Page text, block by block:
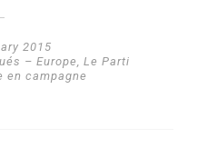
2015
– Europe,Le Parti
en campagne